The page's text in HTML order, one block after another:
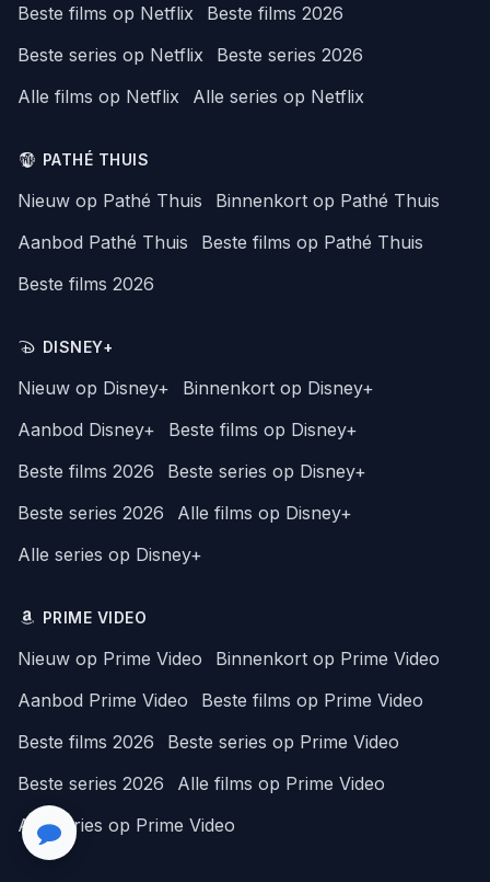
Beste films op Netflix
Beste films 2026
Beste series op Netflix
Beste series 2026
Alle films op Netflix
Alle series op Netflix
PATHÉ THUIS
Nieuw op Pathé Thuis
Binnenkort op Pathé Thuis
Aanbod Pathé Thuis
Beste films op Pathé Thuis
Beste films 2026
DISNEY+
Nieuw op Disney+
Binnenkort op Disney+
Aanbod Disney+
Beste films op Disney+
Beste films 2026
Beste series op Disney+
Beste series 2026
Alle films op Disney+
Alle series op Disney+
PRIME VIDEO
Nieuw op Prime Video
Binnenkort op Prime Video
Aanbod Prime Video
Beste films op Prime Video
Beste films 2026
Beste series op Prime Video
Beste series 2026
Alle films op Prime Video
Alle series op Prime Video